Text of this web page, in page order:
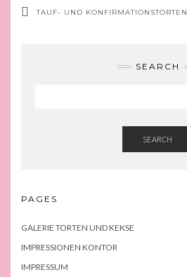
TAUF- UND KONFIRMATIONSTORTEN
SEARCH
SEARCH
PAGES
GALERIE TORTEN UND KEKSE
IMPRESSIONEN KONTOR
IMPRESSUM